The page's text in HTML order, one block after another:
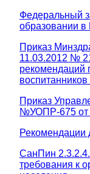
Федеральный
образовании в
Приказ
11.03.2012 №
рекомендаций
Приказ
№УОПР-675 от
Рекомендации
СанПин
требования к